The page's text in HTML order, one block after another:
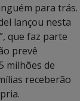
para trás.
lançou nesta
que faz parte
prevê
milhões de
receberão